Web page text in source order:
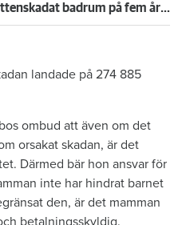
Anmälde inte vattenskadat badrum på fem år – krävs på 125 000 kronor
landade på 274 885
ombud att även om det
orsakat skadan, är det
Därmed bär hon ansvar för
inte har hindrat barnet
den, är det mamman